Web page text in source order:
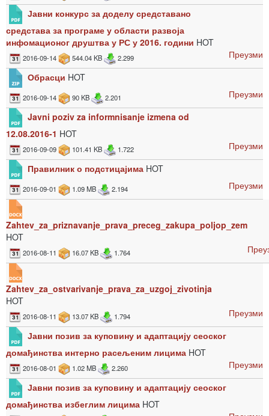
Јавни конкурс за доделу средставано
средстава за програме у области развоја
инфомационог друштва у РС у 2016. години HOT
2016-09-14 544.04 KB 2.299
Преузми
Обрасци HOT
2016-09-14 90 KB 2.201
Преузми
Javni poziv za informnisanje izmena od
12.08.2016-1 HOT
2016-09-09 101.41 KB 1.722
Преузми
Правилник о подстицајима HOT
2016-09-01 1.09 MB 2.194 Преузми
Zahtev_za_priznavanje_prava_preceg_zakupa_poljop_zem
HOT
2016-08-11 16.07 KB 1.764
Zahtev_za_ostvarivanje_prava_za_uzgoj_zivotinja
HOT
2016-08-11 13.07 KB 1.794
Преузми
Јавни позив за куповину и адаптацију сеоског
домађинства интерно расељеним лицима HOT
2016-08-01 1.02 MB 2.260
Преузми
Јавни позив за куповину и адаптацију сеоског
домађинства избеглим лицима HOT